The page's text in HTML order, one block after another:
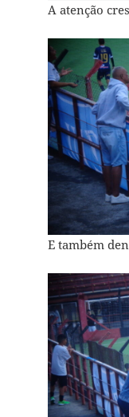
A atenção
E também